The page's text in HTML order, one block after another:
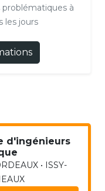
problématiques à
les jours
d'ingénieurs
• ISSY-